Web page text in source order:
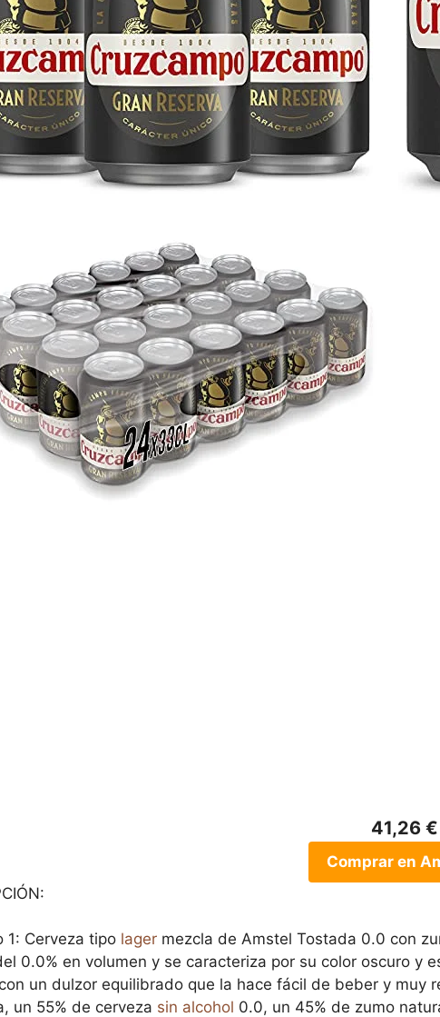
41,26 €
Comprar en
1: Cerveza tipo lager mezcla de Amstel Tostada 0.0 con
0.0% en volumen y se caracteriza por su color oscuro y
un dulzor equilibrado que la hace fácil de beber y muy
un 55% de cerveza sin alcohol 0.0, un 45% de zumo